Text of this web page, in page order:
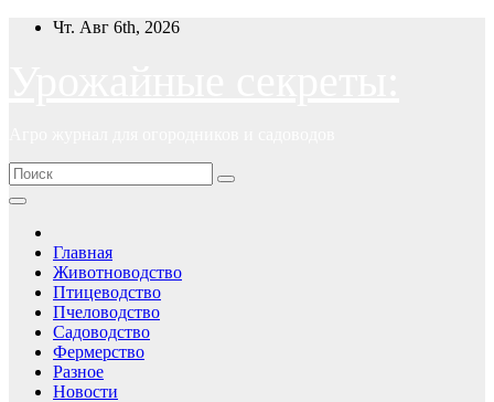
ПерейтиЧт. Авг 6th, 2026
Главная
Животноводство
Птицеводство
Пчеловодство
Садоводство
Фермерство
Разное
Новости